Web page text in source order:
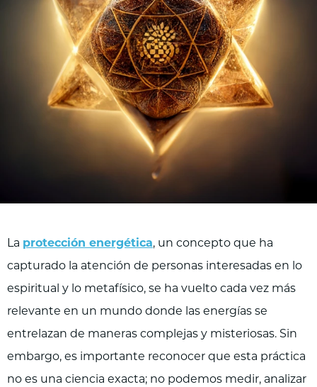
La protección energética, un concepto que ha
capturado la atención de personas interesadas en lo
espiritual y lo metafísico, se ha vuelto cada vez más
relevante en un mundo donde las energías se
entrelazan de maneras complejas y misteriosas. Sin
embargo, es importante reconocer que esta práctica
no es una ciencia exacta; no podemos medir, analizar